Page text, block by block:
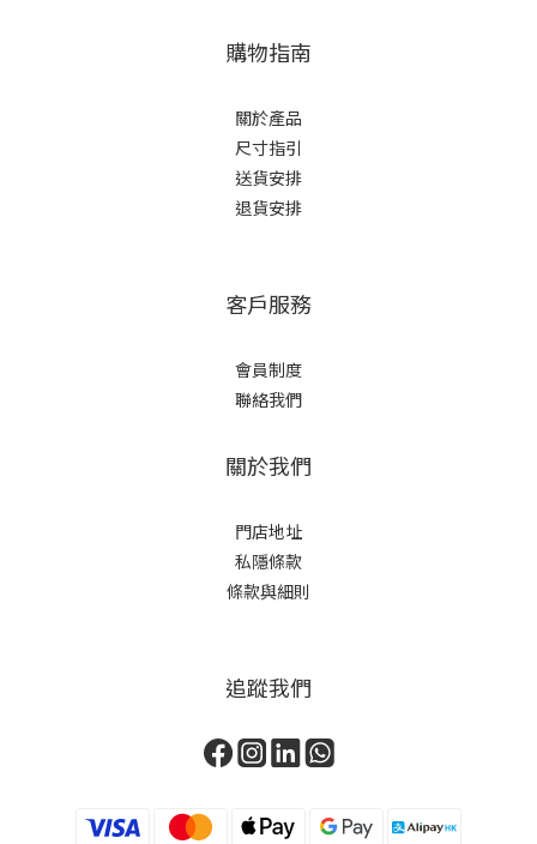
購物指南
關於產品
尺寸指引
送貨安排
退貨安排
客戶服務
會員制度
聯絡我們
關於我們
門店地址
私隱條款
條款與細則
追蹤我們